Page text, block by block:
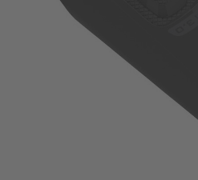
FOTOBRAŠNY